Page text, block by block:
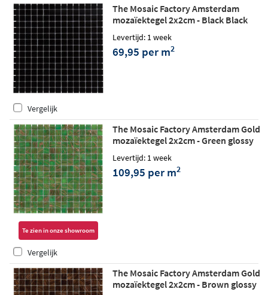
The Mosaic Factory Amsterdam
mozaïektegel 2x2cm - Black Black
Levertijd: 1 week
69,95 per m2
Vergelijk
Te zien in onze showroom
The Mosaic Factory Amsterdam Gold
mozaïektegel 2x2cm - Green glossy
Levertijd: 1 week
109,95 per m2
Vergelijk
The Mosaic Factory Amsterdam Gold
mozaïektegel 2x2cm - Brown glossy